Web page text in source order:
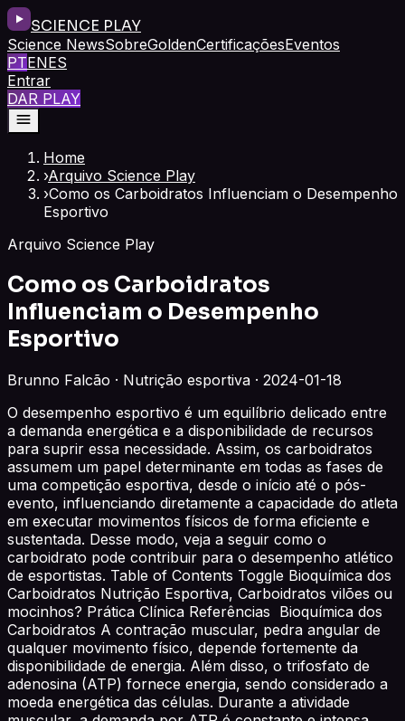
SCIENCE PLAY
Science NewsSobreGoldenCertificaçõesEventos
PTENES
Entrar
DAR PLAY
Home
›Arquivo Science Play
›Como os Carboidratos Influenciam o Desempenho
Esportivo
Arquivo Science Play
Como os Carboidratos
Influenciam o Desempenho
Esportivo
Brunno Falcão · Nutrição esportiva · 2024-01-18
O desempenho esportivo é um equilíbrio delicado entre
a demanda energética e a disponibilidade de recursos
para suprir essa necessidade. Assim, os carboidratos
assumem um papel determinante em todas as fases de
uma competição esportiva, desde o início até o pós-
evento, influenciando diretamente a capacidade do atleta
em executar movimentos físicos de forma eficiente e
sustentada. Desse modo, veja a seguir como o
carboidrato pode contribuir para o desempenho atlético
de esportistas. Table of Contents Toggle Bioquímica dos
Carboidratos Nutrição Esportiva, Carboidratos vilões ou
mocinhos? Prática Clínica Referências Bioquímica dos
Carboidratos A contração muscular, pedra angular de
qualquer movimento físico, depende fortemente da
disponibilidade de energia. Além disso, o trifosfato de
adenosina (ATP) fornece energia, sendo considerado a
moeda energética das células. Durante a atividade